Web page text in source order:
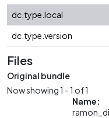
dc.type.local
dc.type.version
Files
Original bundle
Now showing1 - 1 of 1
Name: